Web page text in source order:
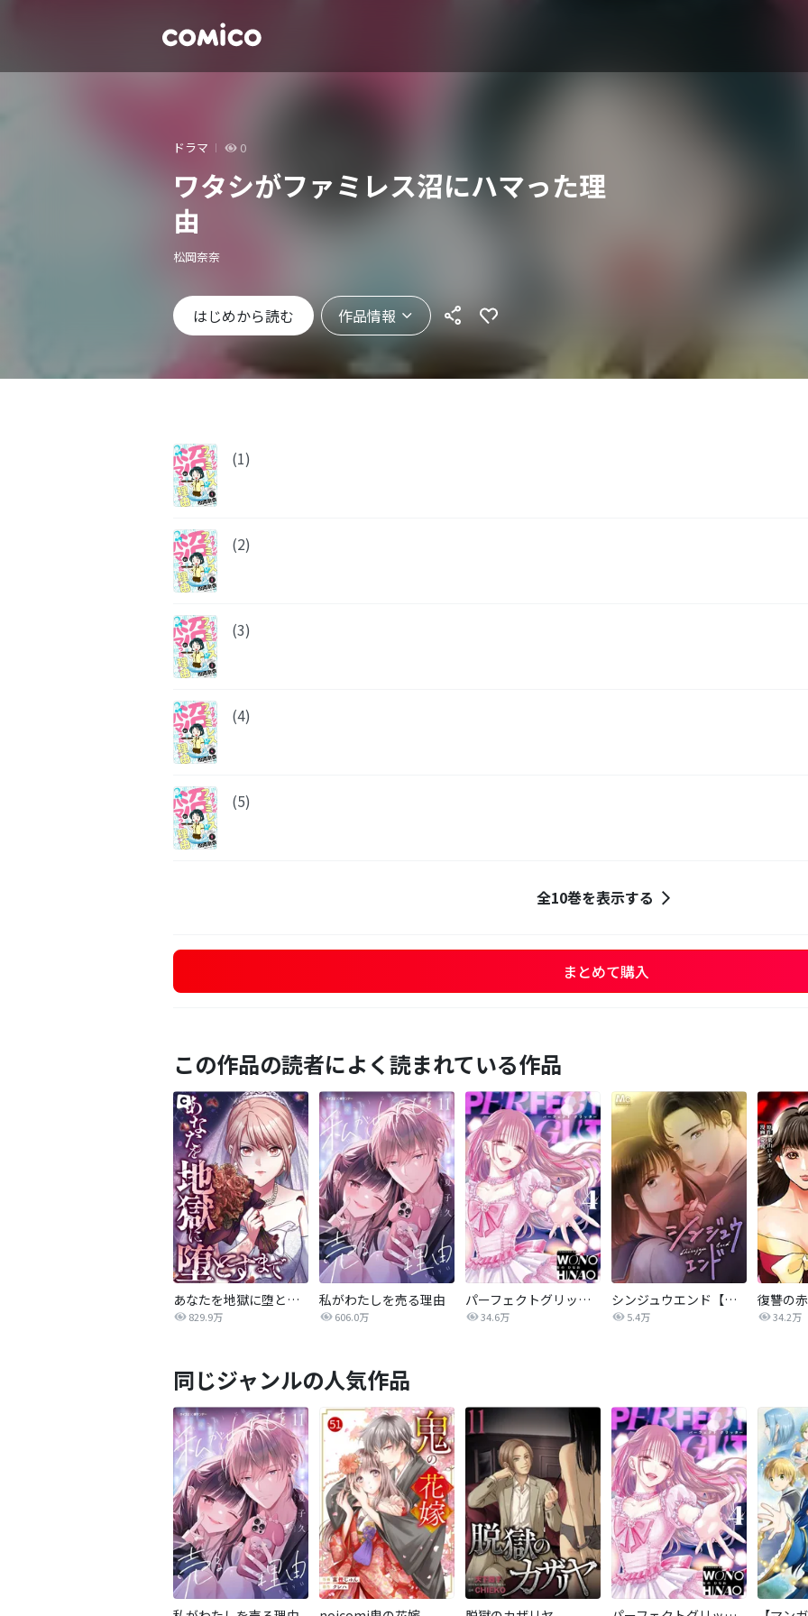
ドラマ 0
ワタシがファミレス沼にハマった理
由
松岡奈奈
はじめから読む 作品情報
(1)
(2)
(3)
(4)
(5)
全10巻を表示する
まとめて購入
この作品の読者によく読まれている作品
あなたを地獄に堕とすまで
829.9万
私がわたしを売る理由
606.0万
パーフェクトグリッター
34.6万
シンジュウエンド【タテヨミ】
5.4万 34.2万
同じジャンルの人気作品